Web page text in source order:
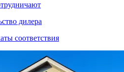
дилера
соответствия